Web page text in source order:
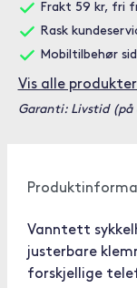
Frakt 59 kr, fri
Rask
Mobiltilbehør
Vis alle
Garanti: Livstid
Vanntett
justerbare
forskjellige